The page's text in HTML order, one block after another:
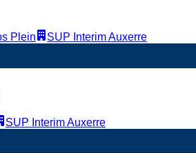
Plein SUP Interim Auxerre
SUP Interim Auxerre